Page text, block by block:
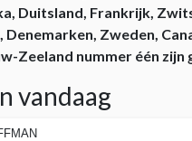
Duitsland, Frankrijk,
Zweden,
Zeeland nummer één zijn
vandaag